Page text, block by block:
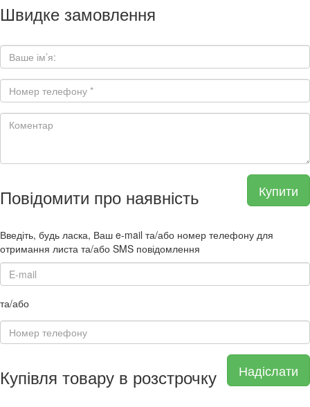
Швидке замовлення
Купити
Повідомити про наявність
Введіть, будь ласка, Ваш e-mail та/або номер телефону для
отримання листа та/або SMS повідомлення
та/або
Надіслати
Купівля товару в розстрочку